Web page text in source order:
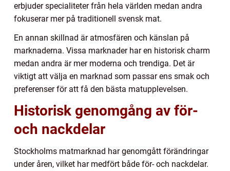
erbjuder specialiteter från hela världen medan andra
fokuserar mer på traditionell svensk mat.
En annan skillnad är atmosfären och känslan på
marknaderna. Vissa marknader har en historisk charm
medan andra är mer moderna och trendiga. Det är
viktigt att välja en marknad som passar ens smak och
preferenser för att få den bästa matupplevelsen.
Historisk genomgång av för-
och nackdelar
Stockholms matmarknad har genomgått förändringar
under åren, vilket har medfört både för- och nackdelar.